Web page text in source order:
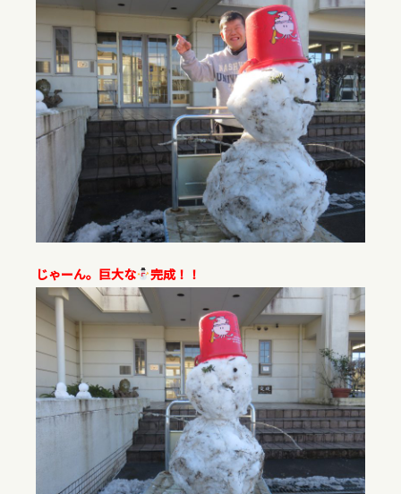
じゃーん。巨大な 完成！！